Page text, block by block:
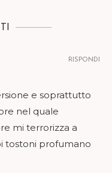
e soprattutto
nel quale
mi terrorizza a
tostoni profumano
RISPONDI